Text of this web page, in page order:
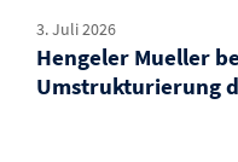
3. Juli 2026
Hengeler Mueller
Umstrukturierung